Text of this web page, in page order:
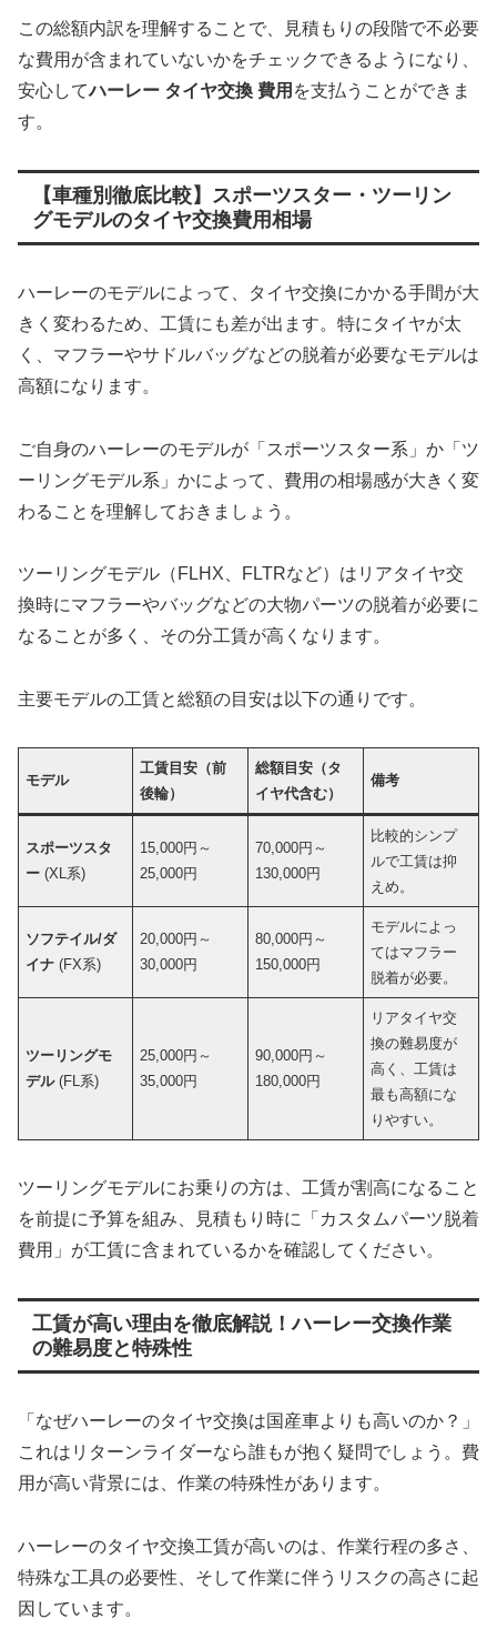
この総額内訳を理解することで、見積もりの段階で不必要
な費用が含まれていないかをチェックできるようになり、
安心してハーレー タイヤ交換 費用 を支払うことができま
す。
【車種別徹底比較】スポーツスター・ツーリン
グモデルのタイヤ交換費用相場
ハーレーのモデルによって、タイヤ交換にかかる手間が大
きく変わるため、工賃にも差が出ます。特にタイヤが太
く、マフラーやサドルバッグなどの脱着が必要なモデルは
高額になります。
ご自身のハーレーのモデルが「スポーツスター系」か「ツ
ーリングモデル系」かによって、費用の相場感が大きく変
わることを理解しておきましょう。
ツーリングモデル（FLHX、FLTRなど）はリアタイヤ交
換時にマフラーやバッグなどの大物パーツの脱着が必要に
なることが多く、その分工賃が高くなります。
主要モデルの工賃と総額の目安は以下の通りです。
モデル
工賃目安（前
後輪）
総額目安（タ
イヤ代含む）
備考
スポーツスタ
ー (XL系)
15,000円～
25,000円
70,000円～
130,000円
比較的シンプ
ルで工賃は抑
えめ。
ソフテイル/ダ
イナ (FX系)
20,000円～
30,000円
80,000円～
150,000円
モデルによっ
てはマフラー
脱着が必要。
ツーリングモ
デル(FL系)
25,000円～
35,000円
90,000円～
180,000円
リアタイヤ交
換の難易度が
高く、工賃は
最も高額にな
りやすい。
ツーリングモデルにお乗りの方は、工賃が割高になること
を前提に予算を組み、見積もり時に「カスタムパーツ脱着
費用」が工賃に含まれているかを確認してください。
工賃が高い理由を徹底解説！ハーレー交換作業
の難易度と特殊性
「なぜハーレーのタイヤ交換は国産車よりも高いのか？」
これはリターンライダーなら誰もが抱く疑問でしょう。費
用が高い背景には、作業の特殊性があります。
ハーレーのタイヤ交換工賃が高いのは、作業行程の多さ、
特殊な工具の必要性、そして作業に伴うリスクの高さに起
因しています。